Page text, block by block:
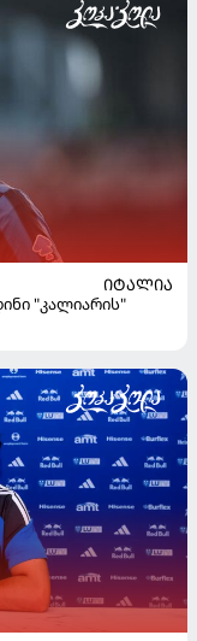
ᲘᲢᲐᲚᲘᲐ
"კალიარის"